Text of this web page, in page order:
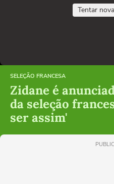
Tentar
SELEÇÃO FRANCESA
Zidane é
da seleção
ser assim'